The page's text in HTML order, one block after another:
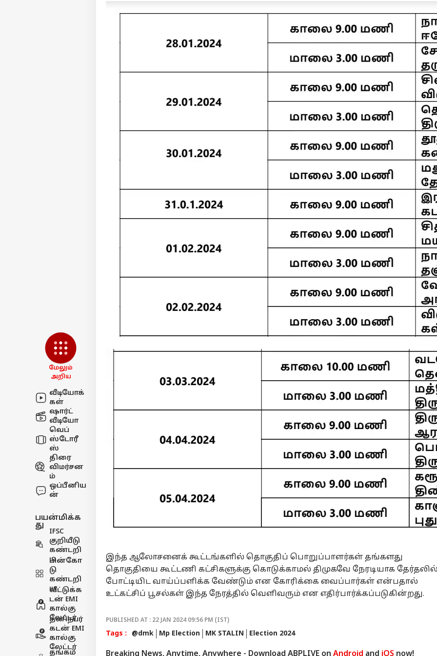
மேலும்
அறிய
வீடியோக்
கள்
ஷார்ட்
வீடியோ
வெப்
ஸ்டோரீ
ஸ்
திரை
விமர்சன
ம்
ஒப்பீனிய
ன்
பயன்மிக்க
து
IFSC
குறியீடு
கண்டறி
ய
பின்கோ
டு
கண்டறி
ய
வீட்டுக்க
டன் EMI
கால்கு
லேட்டர்
தனிநபர்
கடன் EMI
கால்கு
லேட்டர்
தங்கம்
இந்த ஆலோசனைக் கூட்டங்களில் தொகுதிப் பொறுப்பாளர்கள் தங்களது
தொகுதியை கூட்டணி கட்சிகளுக்கு கொடுக்காமல் திமுகவே நேரடியாக தேர்தலில்
போட்டியிட வாய்ப்பளிக்க வேண்டும் என கோரிக்கை வைப்பார்கள் என்பதால்
உட்கட்சிப் பூசல்கள் இந்த நேரத்தில் வெளிவரும் என எதிர்பார்க்கப்படுகின்றது.
PUBLISHED AT : 22 JAN 2024 09:56 PM (IST)
Tags : @dmk Mp Election MK STALIN Election 2024
தஞ்சை
ராஜேந்திர
ஒரே சார்ஜில் 150
கி.மீட்டர் மைலேஜ்..
வரப்போகிறது
Ather Konarc இ
ஸ்கூட்டர்! விலை
எவ்ளோ?
Aadi Krithigai 2026:
அரோகரா..!
ஆடிக்கிருத்திகை
நாளையா? நாளை
மறுநாளா? விரதம்
இருப்பது எப்படி?